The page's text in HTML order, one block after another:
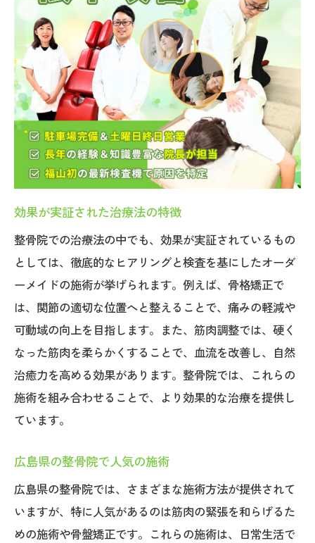
効果が実証された治療法の特徴
整骨院での治療法の中でも、効果が実証されているもの
としては、徹底的なヒアリングと検査を基にしたオーダ
ーメイドの施術が挙げられます。例えば、骨格矯正で
は、関節の適切な位置へと整えることで、痛みの軽減や
可動域の向上を目指します。また、筋肉調整では、硬く
なった筋肉を柔らかくすることで、血流を改善し、自然
治癒力を高める効果があります。整骨院では、これらの
施術を組み合わせることで、より効果的な治療を提供し
ています。
広島県の整骨院で人気の施術
広島県の整骨院では、さまざまな施術方法が提供されて
いますが、特に人気があるのは筋肉の緊張を和らげるた
めの施術や骨盤矯正です。これらの施術は、日常生活で